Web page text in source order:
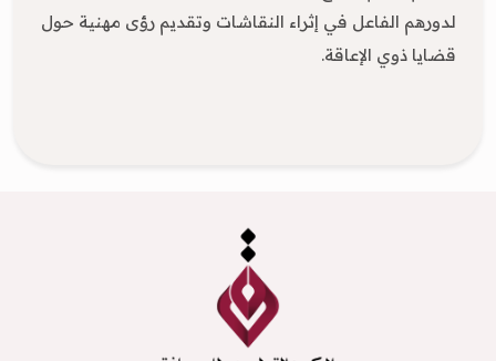
لدورهم الفاعل في إثراء النقاشات وتقديم رؤى مهنية حول
قضايا ذوي الإعاقة.